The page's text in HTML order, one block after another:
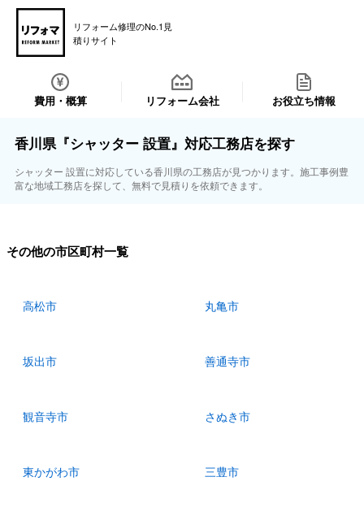
リフォーム修理のNo.1見
積りサイト
費用・概算 リフォーム会社 お役立ち情報
香川県『シャッター 設置』対応工務店を探す
シャッター 設置に対応している香川県の工務店が見つかります。施工事例豊
富な地域工務店を探して、無料で見積りを依頼できます。
その他の市区町村一覧
高松市 丸亀市
坂出市 善通寺市
観音寺市 さぬき市
東かがわ市 三豊市